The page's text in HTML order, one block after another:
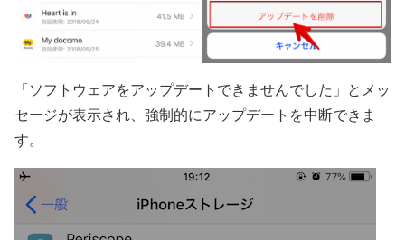
「ソフトウェアをアップデートできませんでした」とメッ
セージが表示され、強制的にアップデートを中断できま
す。